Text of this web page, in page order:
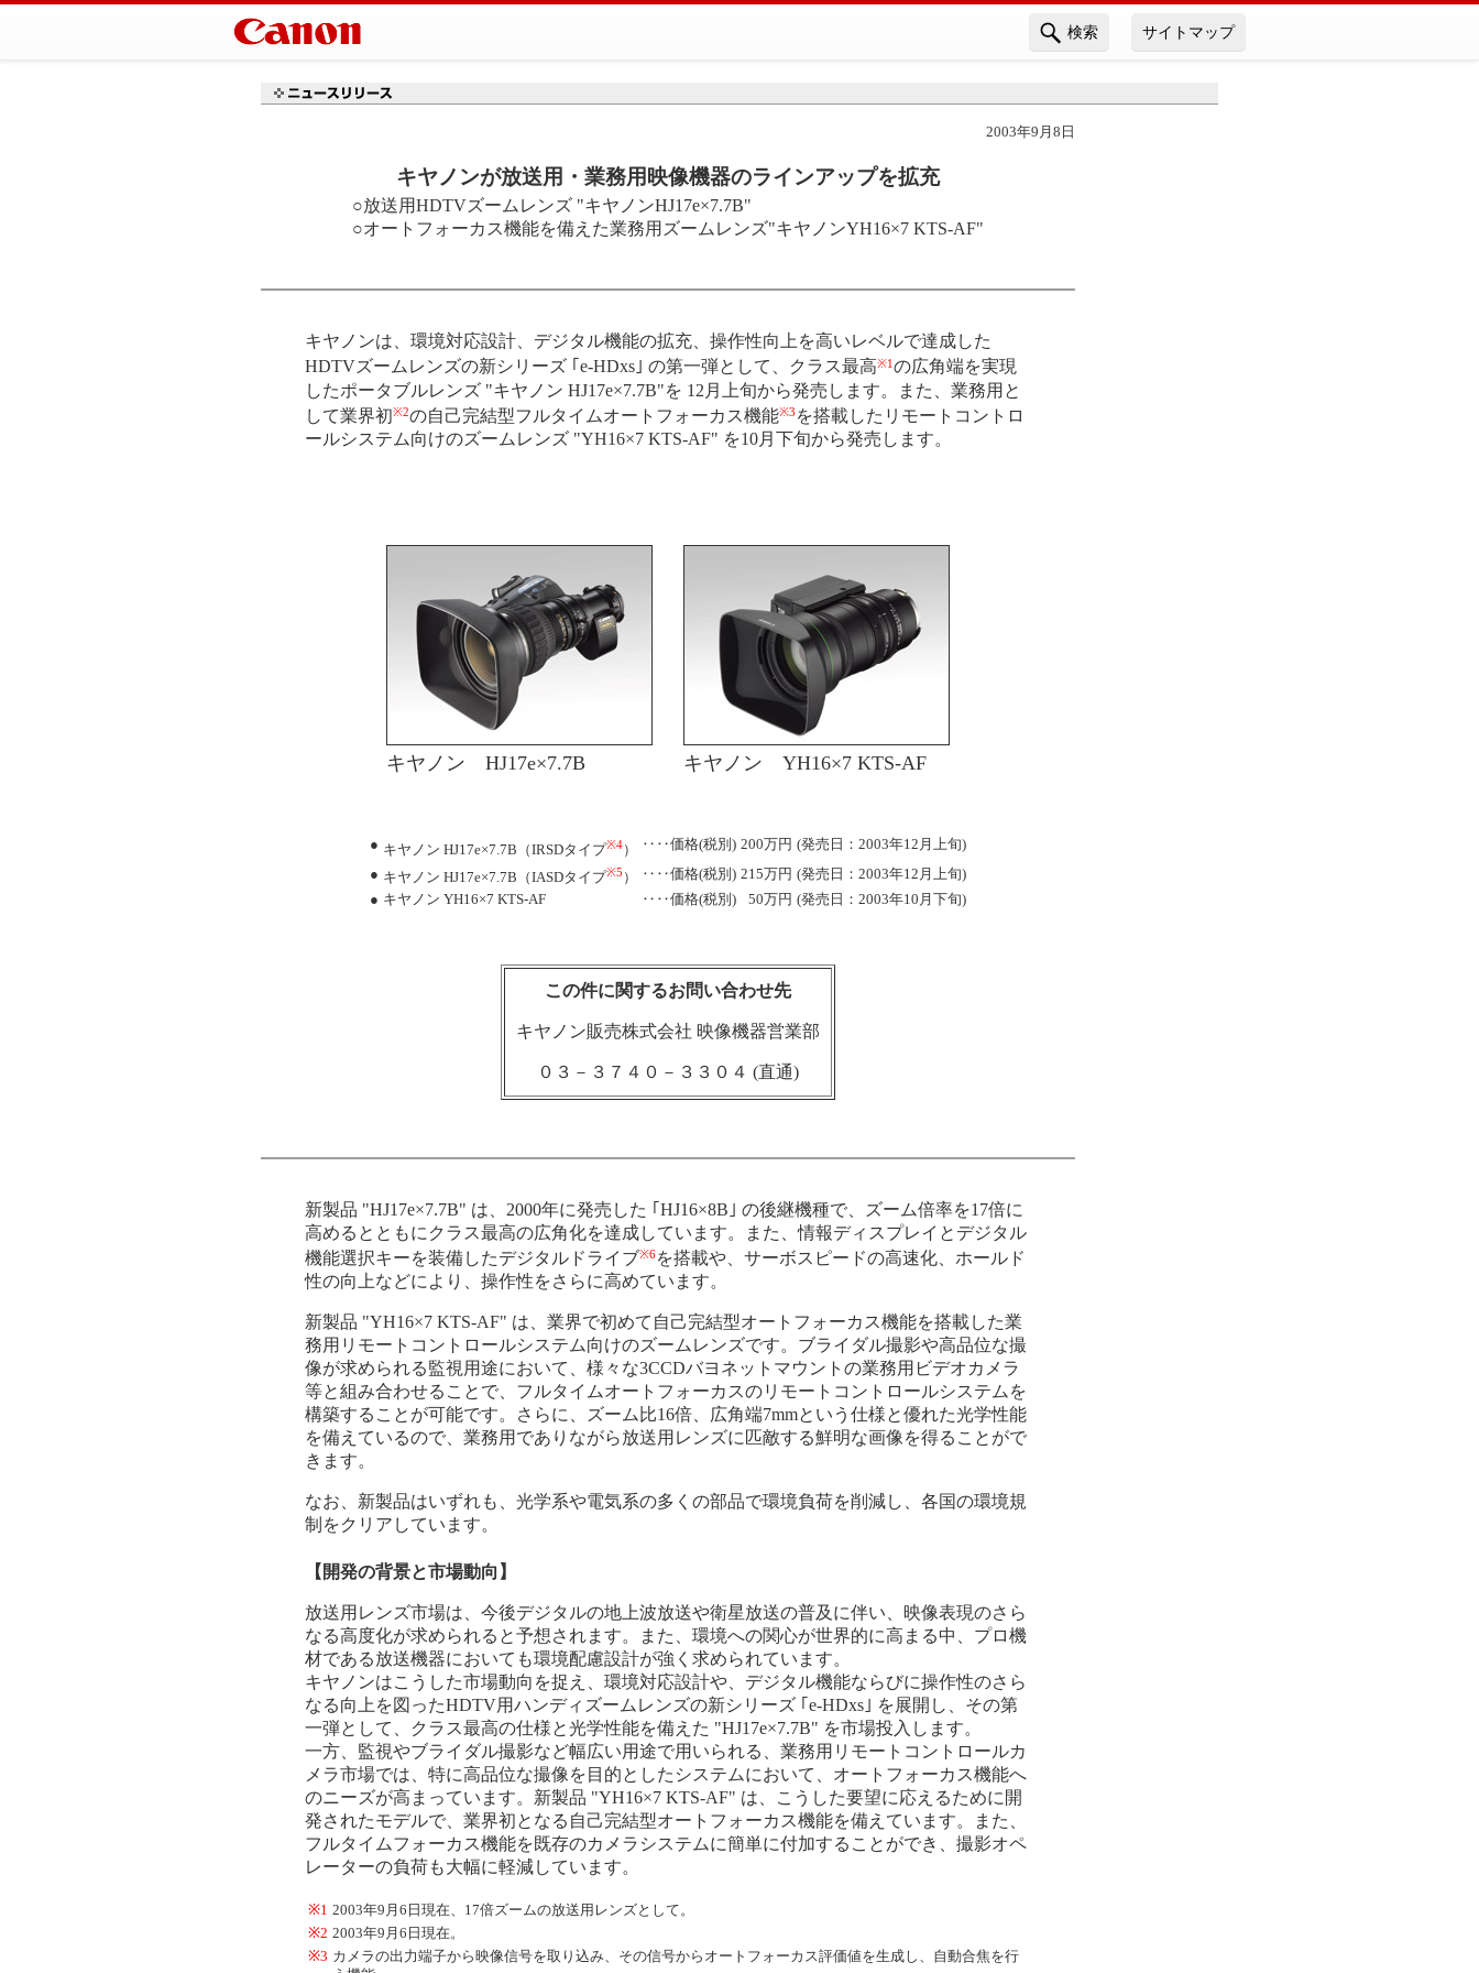
検索 サイトマップ
2003年9月8日
キヤノンが放送用・業務用映像機器のラインアップを拡充
○放送用HDTVズームレンズ "キヤノンHJ17e×7.7B"
○オートフォーカス機能を備えた業務用ズームレンズ"キヤノンYH16×7 KTS-AF"
キヤノンは、環境対応設計、デジタル機能の拡充、操作性向上を高いレベルで達成した
HDTVズームレンズの新シリーズ ｢e-HDxs｣ の第一弾として、クラス最高※1の広角端を実現
したポータブルレンズ "キヤノン HJ17e×7.7B"を 12月上旬から発売します。また、業務用と
して業界初※2の自己完結型フルタイムオートフォーカス機能※3 を搭載したリモートコントロ
ールシステム向けのズームレンズ "YH16×7 KTS-AF" を10月下旬から発売します。
キヤノン HJ17e×7.7B キヤノン YH16×7 KTS-AF
● キヤノン HJ17e×7.7B（IRSDタイプ※4） ‥‥価格(税別) 200万円 (発売日：2003年12月上旬)
● キヤノン HJ17e×7.7B（IASDタイプ※5 ） ‥‥価格(税別) 215万円 (発売日：2003年12月上旬)
● キヤノン YH16×7 KTS-AF ‥‥価格(税別) 50万円 (発売日：2003年10月下旬)
この件に関するお問い合わせ先
キヤノン販売株式会社 映像機器営業部
０３－３７４０－３３０４ (直通)
新製品 "HJ17e×7.7B" は、2000年に発売した ｢HJ16×8B｣ の後継機種で、ズーム倍率を17倍に
高めるとともにクラス最高の広角化を達成しています。また、情報ディスプレイとデジタル
機能選択キーを装備したデジタルドライブ※6を搭載や、サーボスピードの高速化、ホールド
性の向上などにより、操作性をさらに高めています。
新製品 "YH16×7 KTS-AF" は、業界で初めて自己完結型オートフォーカス機能を搭載した業
務用リモートコントロールシステム向けのズームレンズです。ブライダル撮影や高品位な撮
像が求められる監視用途において、様々な3CCDバヨネットマウントの業務用ビデオカメラ
等と組み合わせることで、フルタイムオートフォーカスのリモートコントロールシステムを
構築することが可能です。さらに、ズーム比16倍、広角端7mmという仕様と優れた光学性能
を備えているので、業務用でありながら放送用レンズに匹敵する鮮明な画像を得ることがで
きます。
なお、新製品はいずれも、光学系や電気系の多くの部品で環境負荷を削減し、各国の環境規
制をクリアしています。
【開発の背景と市場動向】
放送用レンズ市場は、今後デジタルの地上波放送や衛星放送の普及に伴い、映像表現のさら
なる高度化が求められると予想されます。また、環境への関心が世界的に高まる中、プロ機
材である放送機器においても環境配慮設計が強く求められています。
キヤノンはこうした市場動向を捉え、環境対応設計や、デジタル機能ならびに操作性のさら
なる向上を図ったHDTV用ハンディズームレンズの新シリーズ ｢e-HDxs｣ を展開し、その第
一弾として、クラス最高の仕様と光学性能を備えた "HJ17e×7.7B" を市場投入します。
一方、監視やブライダル撮影など幅広い用途で用いられる、業務用リモートコントロールカ
メラ市場では、特に高品位な撮像を目的としたシステムにおいて、オートフォーカス機能へ
のニーズが高まっています。新製品 "YH16×7 KTS-AF" は、こうした要望に応えるために開
発されたモデルで、業界初となる自己完結型オートフォーカス機能を備えています。また、
フルタイムフォーカス機能を既存のカメラシステムに簡単に付加することができ、撮影オペ
レーターの負荷も大幅に軽減しています。
※1 2003年9月6日現在、17倍ズームの放送用レンズとして。
※2 2003年9月6日現在。
※3 カメラの出力端子から映像信号を取り込み、その信号からオートフォーカス評価値を生成し、自動合焦を行